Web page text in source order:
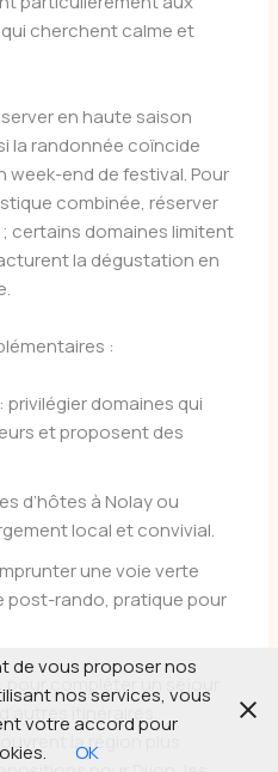
cherchent calme et
en haute saison
la randonnée coïncide
week-end de festival. Pour
combinée, réserver
certains domaines limitent
la dégustation en
:
domaines qui
et proposent des
d’hôtes à Nolay ou
local et convivial.
une voie verte
post-rando, pratique pour
compléter un séjour
itinéraires,
la région plus
de vous proposer nos
nos services, vous
votre accord pour
OK